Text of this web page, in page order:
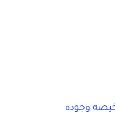
رخيصه وجوده